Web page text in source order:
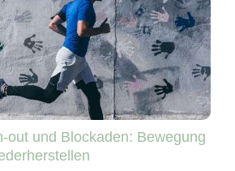
out und Blockaden: Bewegung